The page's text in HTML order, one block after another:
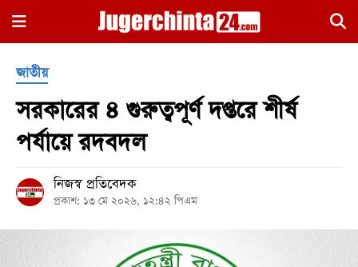
×
হোম
জাতীয়
রাজনীতি
জাতীয়
সরকারের ৪ গুরুত্বপূর্ণ দপ্তরে শীর্ষ
পর্যায়ে রদবদল
নিজস্ব প্রতিবেদক
প্রকাশ: ১৩ মে ২০২৬, ১২:৪২ পিএম